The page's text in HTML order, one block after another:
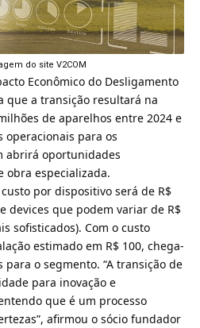
do site V2COM
Econômico do Desligamento
que a transição resultará na
de aparelhos entre 2024 e
operacionais para os
abrirá oportunidades
obra especializada.
por dispositivo será de R$
devices que podem variar de R$
sofisticados). Com o custo
estimado em R$ 100, chega-
para o segmento. “A transição de
para inovação e
que é um processo
afirmou o sócio fundador